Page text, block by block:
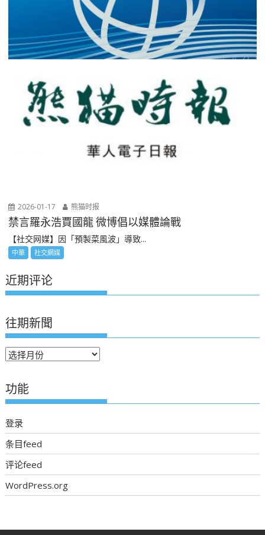
2026-01-17 熊猫时报
禁言羅永浩賈國龍 微博倡以媒體論戰
【社交网媒】因「預製菜風波」導致...
中華 社交網媒
近期评论
往期新聞
往
新
聞
功能
登录
条目feed
评论feed
WordPress.org